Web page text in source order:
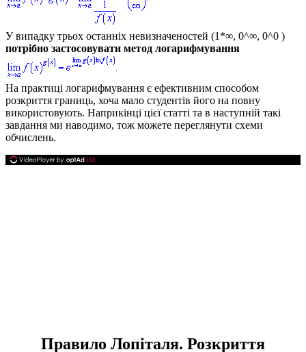
У випадку трьох останніх невизначеностей (1*∞, 0^∞, 0^0 )
потрібно застосовувати метод логарифмування
На практиці логарифмування є ефективним способом
розкриття границь, хоча мало студентів його на повну
використовують. Наприкінці цієї статті та в наступній такі
завдання ми наводимо, тож можете переглянути схеми
обчислень.
Правило Лопіталя. Розкриття